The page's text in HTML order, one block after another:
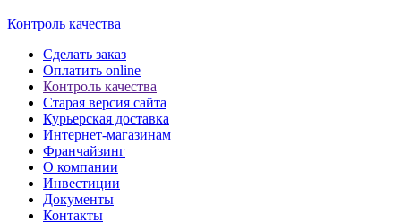
Контроль качества
Сделать заказ
Оплатить online
Контроль качества
Старая версия сайта
Курьерская доставка
Интернет-магазинам
Франчайзинг
О компании
Инвестиции
Документы
Контакты